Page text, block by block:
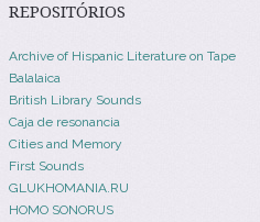
REPOSITÓRIOS
Archive of Hispanic Literature on Tape
Balalaica
British Library Sounds
Caja de resonancia
Cities and Memory
First Sounds
GLUKHOMANIA.RU
HOMO SONORUS